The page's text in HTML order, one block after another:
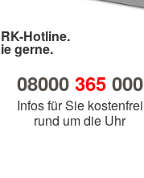
Hotline.
gerne.
08000 365000
Infos für Sie kostenfrei
rund um die Uhr